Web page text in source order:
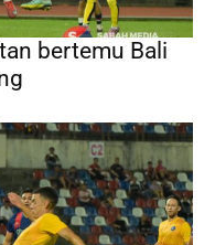
bertemu Bali